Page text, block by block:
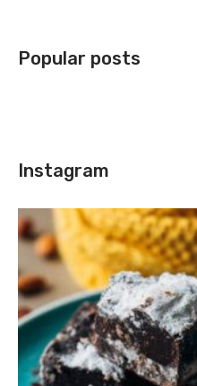
Popular posts
Instagram